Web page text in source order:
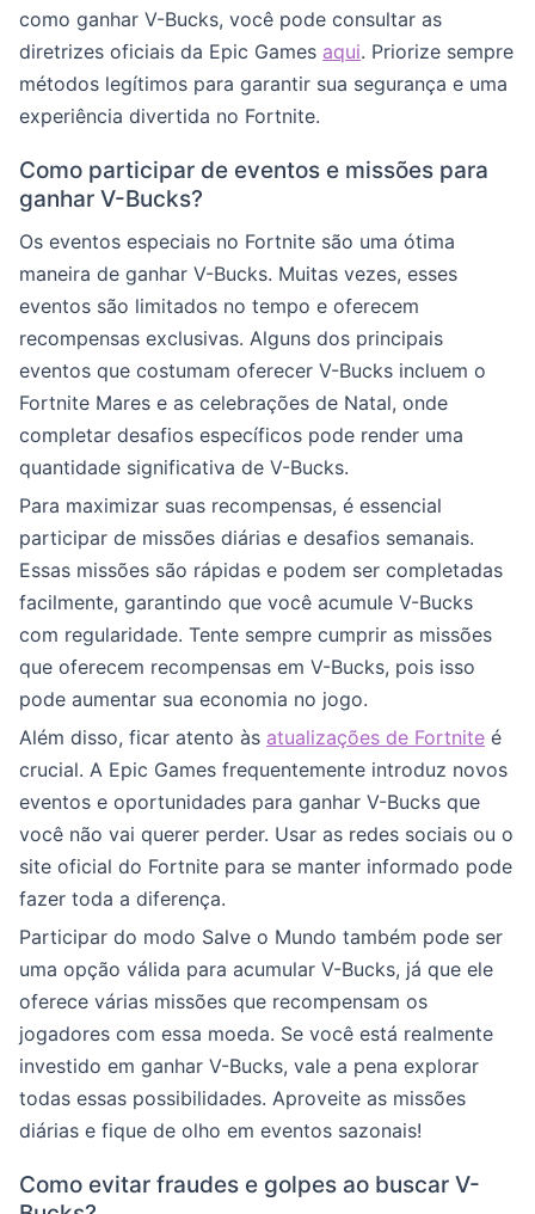
como ganhar V-Bucks, você pode consultar as
diretrizes oficiais da Epic Games aqui. Priorize sempre
métodos legítimos para garantir sua segurança e uma
experiência divertida no Fortnite.
Como participar de eventos e missões para
ganhar V-Bucks?
Os eventos especiais no Fortnite são uma ótima
maneira de ganhar V-Bucks. Muitas vezes, esses
eventos são limitados no tempo e oferecem
recompensas exclusivas. Alguns dos principais
eventos que costumam oferecer V-Bucks incluem o
Fortnite Mares e as celebrações de Natal, onde
completar desafios específicos pode render uma
quantidade significativa de V-Bucks.
Para maximizar suas recompensas, é essencial
participar de missões diárias e desafios semanais.
Essas missões são rápidas e podem ser completadas
facilmente, garantindo que você acumule V-Bucks
com regularidade. Tente sempre cumprir as missões
que oferecem recompensas em V-Bucks, pois isso
pode aumentar sua economia no jogo.
Além disso, ficar atento às atualizações de Fortnite é
crucial. A Epic Games frequentemente introduz novos
eventos e oportunidades para ganhar V-Bucks que
você não vai querer perder. Usar as redes sociais ou o
site oficial do Fortnite para se manter informado pode
fazer toda a diferença.
Participar do modo Salve o Mundo também pode ser
uma opção válida para acumular V-Bucks, já que ele
oferece várias missões que recompensam os
jogadores com essa moeda. Se você está realmente
investido em ganhar V-Bucks, vale a pena explorar
todas essas possibilidades. Aproveite as missões
diárias e fique de olho em eventos sazonais!
Como evitar fraudes e golpes ao buscar V-